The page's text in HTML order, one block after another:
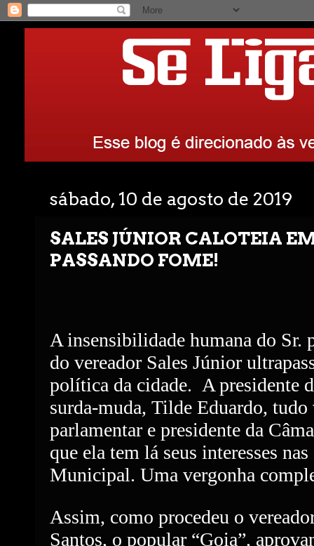
sábado, 10 de agosto de 2019
SALES JÚNIOR CALOTEIA
PASSANDO FOME!
A insensibilidade humana do Sr.
do vereador Sales Júnior
política da cidade. A presidente
surda-muda, Tilde Eduardo, tudo
parlamentar e presidente da
que ela tem lá seus interesses
Municipal. Uma vergonha
Assim, como procedeu o
Santos, o popular “Goia”,